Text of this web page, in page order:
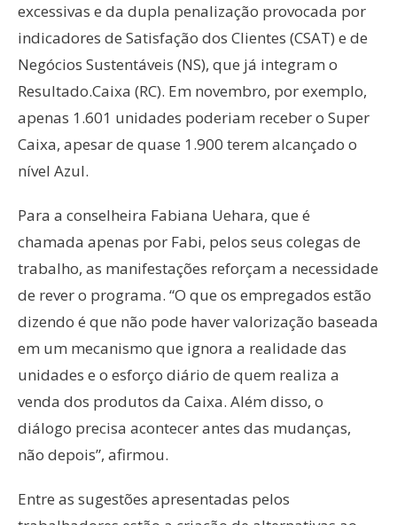
excessivas e da dupla penalização provocada por
indicadores de Satisfação dos Clientes (CSAT) e de
Negócios Sustentáveis (NS), que já integram o
Resultado.Caixa (RC). Em novembro, por exemplo,
apenas 1.601 unidades poderiam receber o Super
Caixa, apesar de quase 1.900 terem alcançado o
nível Azul.
Para a conselheira Fabiana Uehara, que é
chamada apenas por Fabi, pelos seus colegas de
trabalho, as manifestações reforçam a necessidade
de rever o programa. “O que os empregados estão
dizendo é que não pode haver valorização baseada
em um mecanismo que ignora a realidade das
unidades e o esforço diário de quem realiza a
venda dos produtos da Caixa. Além disso, o
diálogo precisa acontecer antes das mudanças,
não depois”, afirmou.
Entre as sugestões apresentadas pelos